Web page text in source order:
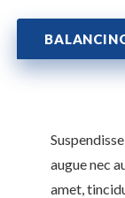
augue nec
amet,